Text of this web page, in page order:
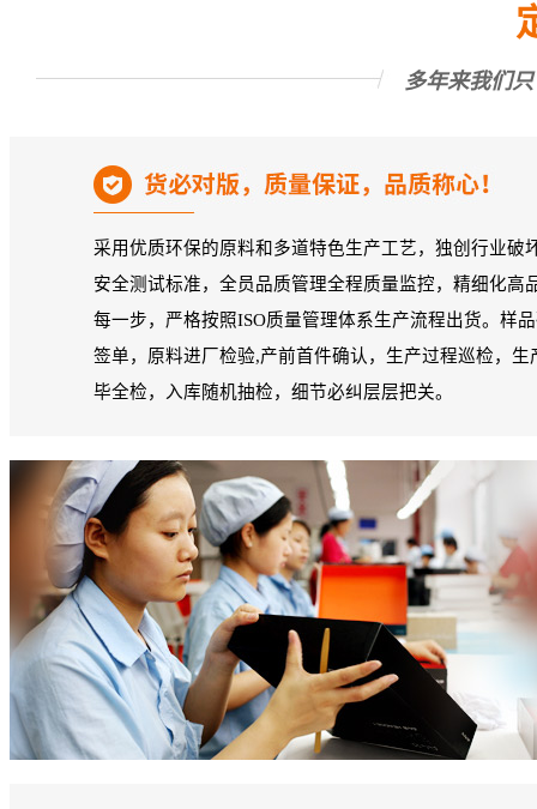
多年来我们
采用优质环保的原料和多道特色生产工艺，独创行业破
安全测试标准，全员品质管理全程质量监控，精细化高
每一步，严格按照ISO质量管理体系生产流程出货。样
签单，原料进厂检验,产前首件确认，生产过程巡检，生
毕全检，入库随机抽检，细节必纠层层把关。